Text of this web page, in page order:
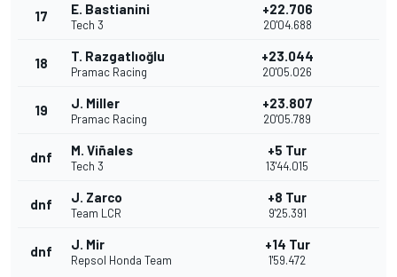
17 E. Bastianini
Tech 3
+22.706
20'04.688
18 T. Razgatlıoğlu
Pramac Racing
+23.044
20'05.026
19 J. Miller
Pramac Racing
+23.807
20'05.789
dnf M. Viñales
Tech 3
+5 Tur
13'44.015
dnf J. Zarco
Team LCR
+8 Tur
9'25.391
dnf J. Mir
Repsol Honda Team
+14 Tur
1'59.472